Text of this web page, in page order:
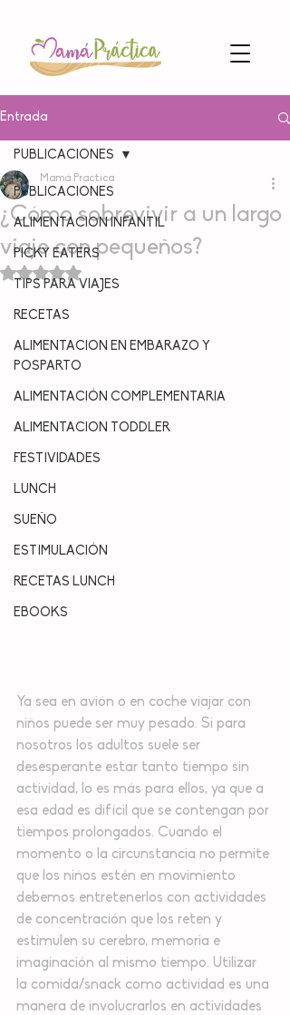
Entrada
PUBLICACIONES
ALIMENTACION INFANTIL
PICKY EATERS
TIPS PARA VIAJES
RECETAS
ALIMENTACION EN EMBARAZO Y
POSPARTO
ALIMENTACIÓN COMPLEMENTARIA
ALIMENTACION TODDLER
FESTIVIDADES
LUNCH
SUEÑO
ESTIMULACIÓN
RECETAS LUNCH
EBOOKS
PUBLICACIONES
¿Cómo sobrevivir a un largo
viaje con pequeños?
Mamá Practica
Obtuvo NaN de 5 estrellas.
Ya sea en avión o en coche viajar con
niños puede ser muy pesado. Si para
nosotros los adultos suele ser
desesperante estar tanto tiempo sin
actividad, lo es más para ellos, ya que a
esa edad es difícil que se contengan por
tiempos prolongados. Cuando el
momento o la circunstancia no permite
que los niños estén en movimiento
debemos entretenerlos con actividades
de concentración que los reten y
estimulen su cerebro, memoria e
imaginación al mismo tiempo. Utilizar
la comida/snack como actividad es una
manera de involucrarlos en actividades